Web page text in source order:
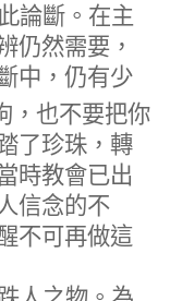
論斷。在主
仍然需要，
中，仍有少
，也不要把你
了珍珠，轉
時教會已出
信念的不
不可再做這